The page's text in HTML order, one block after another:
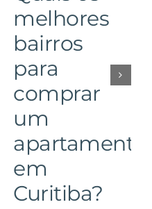
melhores
bairros
para
comprar
um
apartamento
em
Curitiba?